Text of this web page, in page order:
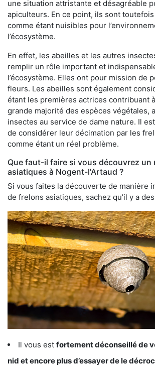
une situation attristante et désagréable
apiculteurs. En ce point, ils sont
comme étant nuisibles pour
l’écosystème.
En effet, les abeilles et les autres
remplir un rôle important et
l’écosystème. Elles ont pour mission de
fleurs. Les abeilles sont également
étant les premières actrices contribuant
grande majorité des espèces végétales,
insectes au service de dame nature. Il
de considérer leur décimation par les
comme étant un réel problème.
Que faut-il faire si vous découvrez un
asiatiques à Nogent-l'Artaud ?
Si vous faites la découverte de manière
de frelons asiatiques, sachez qu’il y a
Il vous est fortement déconseillé de
nid et encore plus d’essayer de le